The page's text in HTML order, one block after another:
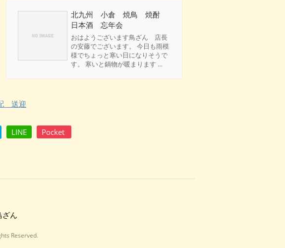
北九州 小倉 焼鳥 焼酎
日本酒 忘年会
おはようございます鳥ざん 店長
の安藤でございます。 今日も雨模
様でちょっと寒い日になりそうで
す。 寒いと鍋物が暖まります …
送迎
LINE Pocket
ん
Reserved.